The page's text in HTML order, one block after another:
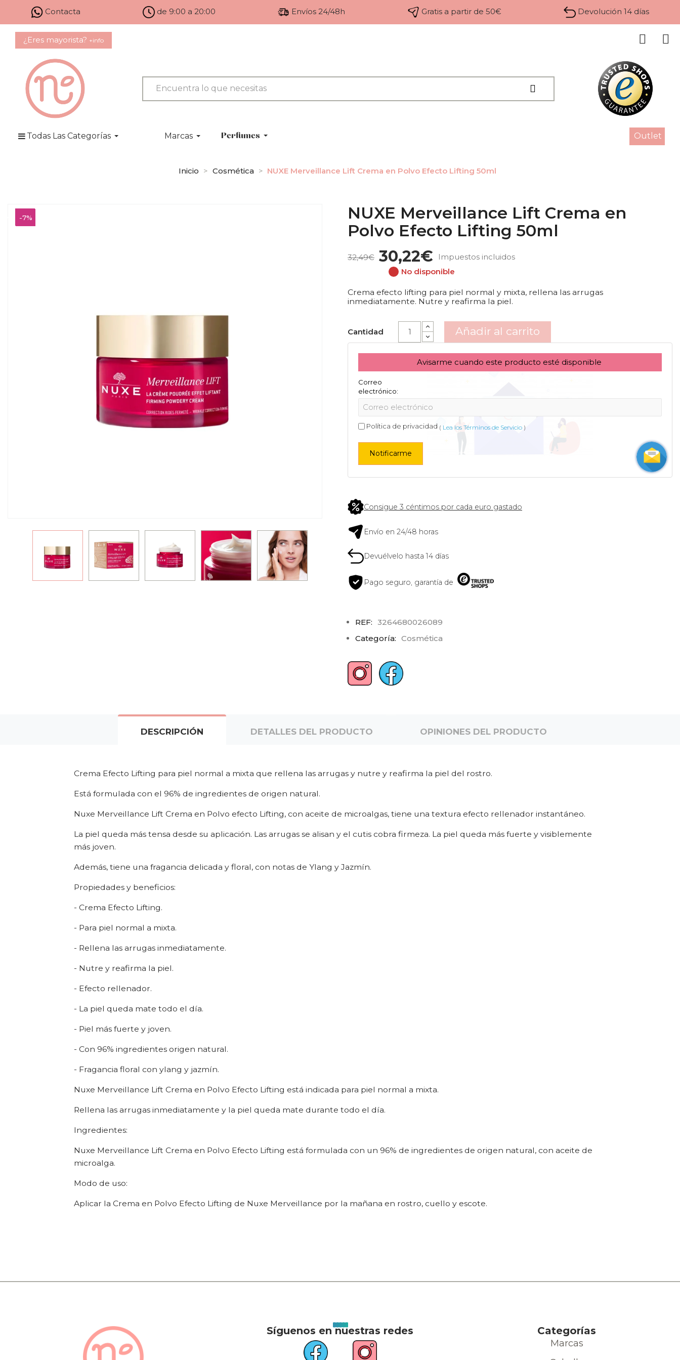
Contacta de 9:00 a 20:00 Envíos 24/48h Gratis a partir de 50€ Devolución 14 días
¿Eres mayorista? +info
Todas Las Categorías Marcas Perfumes Outlet
Inicio Cosmética NUXE Merveillance Lift Crema en Polvo Efecto Lifting 50ml
-7%
-7%
NUXE Merveillance Lift Crema en
Polvo Efecto Lifting 50ml
32,49€ 30,22€
Impuestos incluidos
No disponible
Crema efecto lifting para piel normal y mixta, rellena las arrugas
inmediatamente. Nutre y reafirma la piel.
Cantidad Añadir al carrito
Avisarme cuando este producto esté disponible
Correo
electrónico:
Política de privacidad ( Lea los Términos de Servicio )
Notificarme
Consigue 3 céntimos por cada euro gastado
Envío en 24/48 horas
Devuélvelo hasta 14 días
Pago seguro, garantía de
REF: 3264680026089
Categoría: Cosmética
DESCRIPCIÓN DETALLES DEL PRODUCTO OPINIONES DEL PRODUCTO
Crema Efecto Lifting para piel normal a mixta que rellena las arrugas y nutre y reafirma la piel del rostro.
Está formulada con el 96% de ingredientes de origen natural.
Nuxe Merveillance Lift Crema en Polvo efecto Lifting, con aceite de microalgas, tiene una textura efecto rellenador instantáneo.
La piel queda más tensa desde su aplicación. Las arrugas se alisan y el cutis cobra firmeza. La piel queda más fuerte y visiblemente
más joven.
Además, tiene una fragancia delicada y floral, con notas de Ylang y Jazmín.
Propiedades y beneficios:
- Crema Efecto Lifting.
- Para piel normal a mixta.
- Rellena las arrugas inmediatamente.
- Nutre y reafirma la piel.
- Efecto rellenador.
- La piel queda mate todo el día.
- Piel más fuerte y joven.
- Con 96% ingredientes origen natural.
- Fragancia floral con ylang y jazmín.
Nuxe Merveillance Lift Crema en Polvo Efecto Lifting está indicada para piel normal a mixta.
Rellena las arrugas inmediatamente y la piel queda mate durante todo el día.
Ingredientes:
Nuxe Merveillance Lift Crema en Polvo Efecto Lifting está formulada con un 96% de ingredientes de origen natural, con aceite de
microalga.
Modo de uso:
Aplicar la Crema en Polvo Efecto Lifting de Nuxe Merveillance por la mañana en rostro, cuello y escote.
Síguenos en nuestras redes Categorías
Marcas